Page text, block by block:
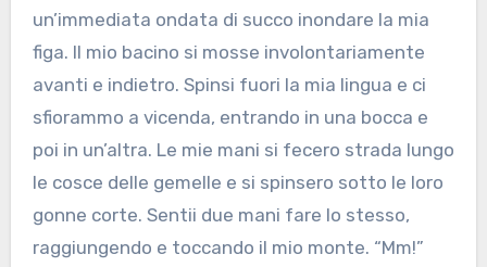
un’immediata ondata di succo inondare la mia
figa. Il mio bacino si mosse involontariamente
avanti e indietro. Spinsi fuori la mia lingua e ci
sfiorammo a vicenda, entrando in una bocca e
poi in un’altra. Le mie mani si fecero strada lungo
le cosce delle gemelle e si spinsero sotto le loro
gonne corte. Sentii due mani fare lo stesso,
raggiungendo e toccando il mio monte. “Mm!”